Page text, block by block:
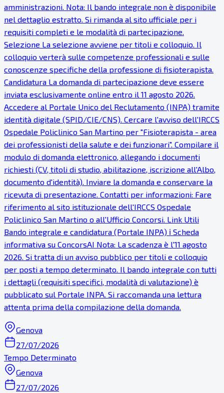
amministrazioni. Nota: Il bando integrale non è disponibile
nel dettaglio estratto. Si rimanda al sito ufficiale per i
requisiti completi e le modalità di partecipazione.
Selezione La selezione avviene per titoli e colloquio. Il
colloquio verterà sulle competenze professionali e sulle
conoscenze specifiche della professione di fisioterapista.
Candidatura La domanda di partecipazione deve essere
inviata esclusivamente online entro il 11 agosto 2026.
Accedere al Portale Unico del Reclutamento (INPA) tramite
identità digitale (SPID/CIE/CNS). Cercare l'avviso dell'IRCCS
Ospedale Policlinico San Martino per "Fisioterapista - area
dei professionisti della salute e dei funzionari". Compilare il
modulo di domanda elettronico, allegando i documenti
richiesti (CV, titoli di studio, abilitazione, iscrizione all'Albo,
documento d'identità). Inviare la domanda e conservare la
ricevuta di presentazione. Contatti per informazioni: Fare
riferimento al sito istituzionale dell'IRCCS Ospedale
Policlinico San Martino o all'Ufficio Concorsi. Link Utili
Bando integrale e candidatura (Portale INPA) ℹ Scheda
informativa su ConcorsAI Nota: La scadenza è l'11 agosto
2026. Si tratta di un avviso pubblico per titoli e colloquio
per posti a tempo determinato. Il bando integrale con tutti
i dettagli (requisiti specifici, modalità di valutazione) è
pubblicato sul Portale INPA. Si raccomanda una lettura
attenta prima della compilazione della domanda.
Genova
27/07/2026
Tempo Determinato
Genova
27/07/2026